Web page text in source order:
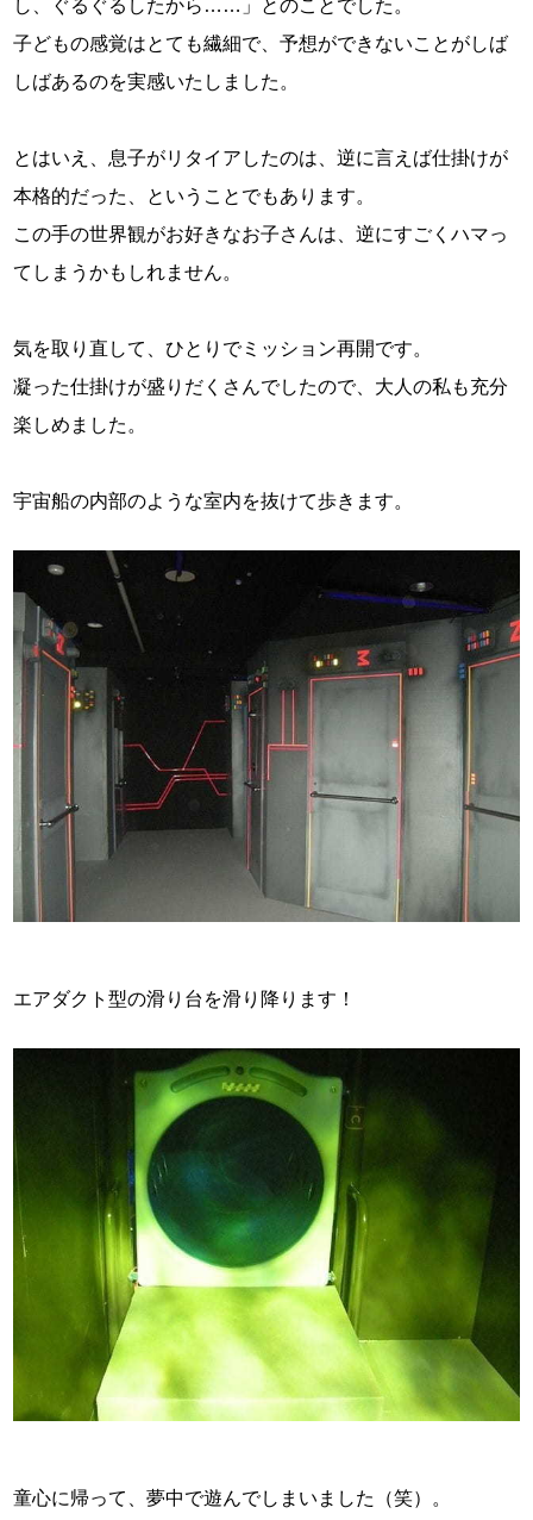
し、ぐるぐるしたから……」とのことでした。
子どもの感覚はとても繊細で、予想ができないことがしば
しばあるのを実感いたしました。
とはいえ、息子がリタイアしたのは、逆に言えば仕掛けが
本格的だった、ということでもあります。
この手の世界観がお好きなお子さんは、逆にすごくハマっ
てしまうかもしれません。
気を取り直して、ひとりでミッション再開です。
凝った仕掛けが盛りだくさんでしたので、大人の私も充分
楽しめました。
宇宙船の内部のような室内を抜けて歩きます。
エアダクト型の滑り台を滑り降ります！
童心に帰って、夢中で遊んでしまいました（笑）。